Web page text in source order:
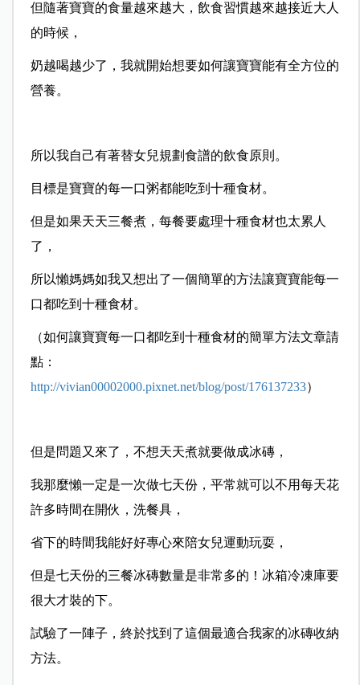
但隨著寶寶的食量越來越大，飲食習慣越來越接近大人
的時候，
奶越喝越少了，我就開始想要如何讓寶寶能有全方位的
營養。
所以我自己有著替女兒規劃食譜的飲食原則。
目標是寶寶的每一口粥都能吃到十種食材。
但是如果天天三餐煮，每餐要處理十種食材也太累人
了，
所以懶媽媽如我又想出了一個簡單的方法讓寶寶能每一
口都吃到十種食材。
（如何讓寶寶每一口都吃到十種食材的簡單方法文章請
點：
http://vivian00002000.pixnet.net/blog/post/176137233）
但是問題又來了，不想天天煮就要做成冰磚，
我那麼懶一定是一次做七天份，平常就可以不用每天花
許多時間在開伙，洗餐具，
省下的時間我能好好專心來陪女兒運動玩耍，
但是七天份的三餐冰磚數量是非常多的！冰箱冷凍庫要
很大才裝的下。
試驗了一陣子，終於找到了這個最適合我家的冰磚收納
方法。